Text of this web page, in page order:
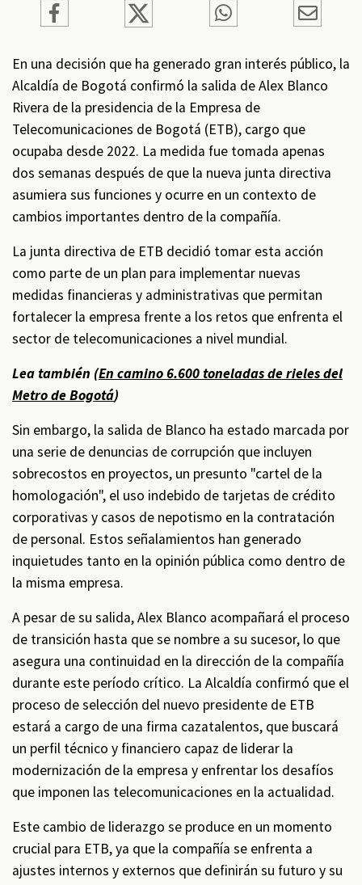
En una decisión que ha generado gran interés público, la
Alcaldía de Bogotá confirmó la salida de Alex Blanco
Rivera de la presidencia de la Empresa de
Telecomunicaciones de Bogotá (ETB), cargo que
ocupaba desde 2022. La medida fue tomada apenas
dos semanas después de que la nueva junta directiva
asumiera sus funciones y ocurre en un contexto de
cambios importantes dentro de la compañía.
La junta directiva de ETB decidió tomar esta acción
como parte de un plan para implementar nuevas
medidas financieras y administrativas que permitan
fortalecer la empresa frente a los retos que enfrenta el
sector de telecomunicaciones a nivel mundial.
Lea también (En camino 6.600 toneladas de rieles del
Metro de Bogotá)
Sin embargo, la salida de Blanco ha estado marcada por
una serie de denuncias de corrupción que incluyen
sobrecostos en proyectos, un presunto "cartel de la
homologación", el uso indebido de tarjetas de crédito
corporativas y casos de nepotismo en la contratación
de personal. Estos señalamientos han generado
inquietudes tanto en la opinión pública como dentro de
la misma empresa.
A pesar de su salida, Alex Blanco acompañará el proceso
de transición hasta que se nombre a su sucesor, lo que
asegura una continuidad en la dirección de la compañía
durante este período crítico. La Alcaldía confirmó que el
proceso de selección del nuevo presidente de ETB
estará a cargo de una firma cazatalentos, que buscará
un perfil técnico y financiero capaz de liderar la
modernización de la empresa y enfrentar los desafíos
que imponen las telecomunicaciones en la actualidad.
Este cambio de liderazgo se produce en un momento
crucial para ETB, ya que la compañía se enfrenta a
ajustes internos y externos que definirán su futuro y su